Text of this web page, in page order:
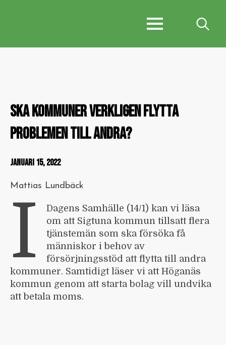
SKA KOMMUNER VERKLIGEN FLYTTA
PROBLEMEN TILL ANDRA?
JANUARI 15, 2022
Mattias Lundbäck
I
Dagens Samhälle (14/1) kan vi läsa
om att Sigtuna kommun tillsatt flera
tjänstemän som ska försöka få
människor i behov av
försörjningsstöd att flytta till andra
kommuner. Samtidigt läser vi att Höganäs
kommun genom att starta bolag vill undvika
att betala moms.